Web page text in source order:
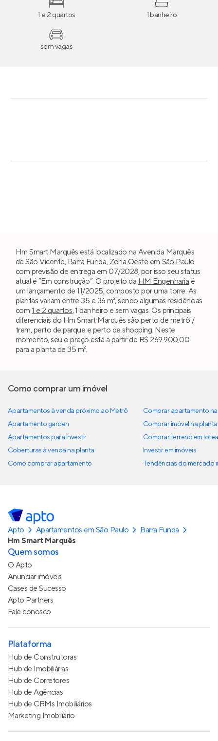
1 e 2 quartos 1 banheiro
sem vagas
Hm Smart Marquês está localizado na Avenida Marquês
de São Vicente, Barra Funda, Zona Oeste em São Paulo
com previsão de entrega em 07/2028, por isso seu status
atual é “Em construção”. O projeto da HM Engenharia é
um lançamento de 11/2025, composto por uma torre. As
plantas variam entre 35 e 36 m², sendo algumas residências
com 1 e 2 quartos, 1 banheiro e sem vagas. Os principais
diferenciais do Hm Smart Marquês são perto de metrô /
trem, perto de parque e perto de shopping. Neste
momento, seu o preço está a partir de R$ 269.900,00
para a planta de 35 m².
Como comprar um imóvel
Apartamentos à venda próximo ao Metrô
Apartamento garden
Apartamentos para investir
Coberturas à venda na planta
Como comprar apartamento
Comprar apartamento
Comprar imóvel na planta
Comprar terreno em
Investir em imóveis
Tendências do mercado
Apto Apartamentos em São Paulo
Barra Funda
Hm Smart Marquês
Quem somos
O Apto
Anunciar imóveis
Cases de Sucesso
Apto Partners
Fale conosco
Plataforma
Hub de Construtoras
Hub de Imobiliárias
Hub de Corretores
Hub de Agências
Hub de CRMs Imobiliários
Marketing Imobiliário